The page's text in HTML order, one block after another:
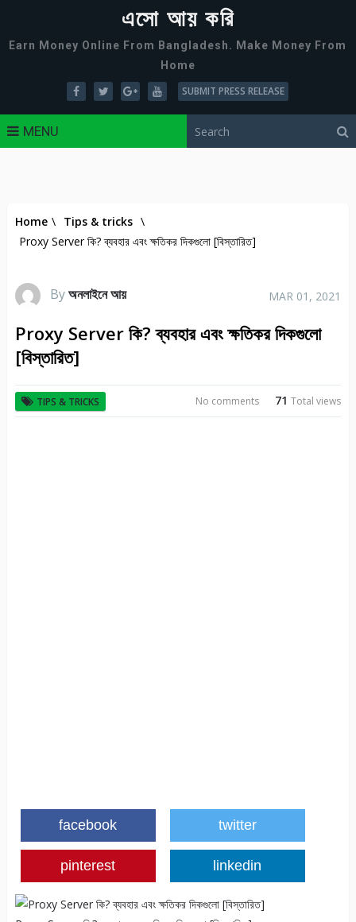
এসো আয় করি
Earn Money Online From Bangladesh. Make Money From
Home
SUBMIT PRESS RELEASE
MENU
Home \ Tips & tricks \
Proxy Server কি? ব্যবহার এবং ক্ষতিকর দিকগুলো [বিস্তারিত]
Byঅনলাইনে আয় MAR 01, 2021
Proxy Server কি? ব্যবহার এবং ক্ষতিকর দিকগুলো
[বিস্তারিত]
TIPS & TRICKS 71Total views
No comments
facebook twitter
pinterest linkedin